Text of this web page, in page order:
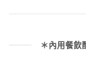
＊內用餐飲